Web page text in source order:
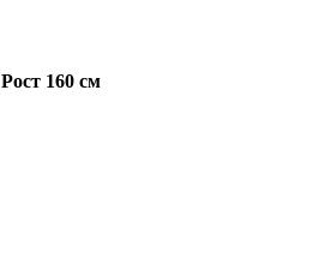
Рост 160 см